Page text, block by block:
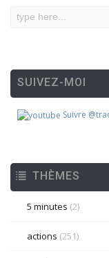
SUIVEZ-MOI
Suivre
THÈMES
5 minutes (2)
actions (251)